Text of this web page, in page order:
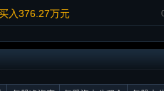
入376.27万元